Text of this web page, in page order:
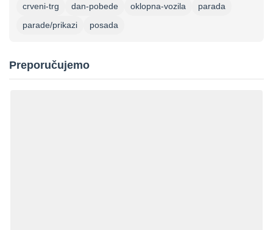
crveni-trg dan-pobede oklopna-vozila
parada
parade/prikazi
posada
Preporučujemo